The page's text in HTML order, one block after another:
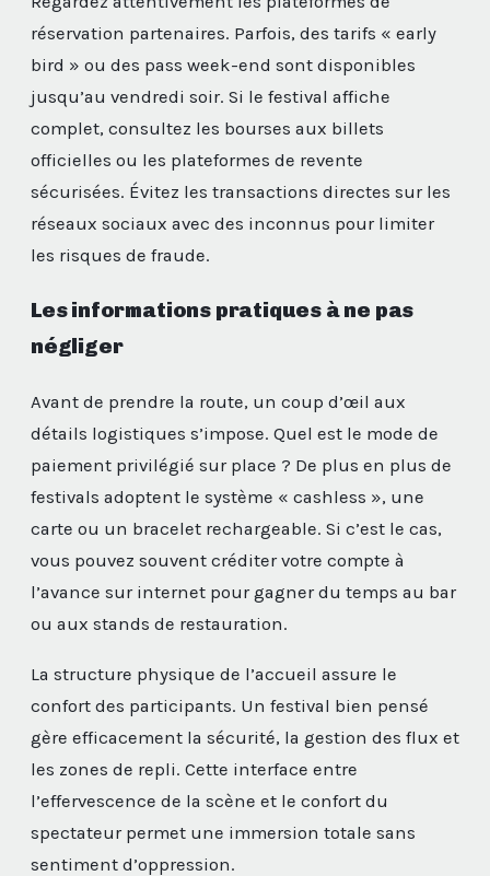
réservation partenaires. Parfois, des tarifs « early
bird » ou des pass week-end sont disponibles
jusqu’au vendredi soir. Si le festival affiche
complet, consultez les bourses aux billets
officielles ou les plateformes de revente
sécurisées. Évitez les transactions directes sur les
réseaux sociaux avec des inconnus pour limiter
les risques de fraude.
Les informations pratiques à ne pas
négliger
Avant de prendre la route, un coup d’œil aux
détails logistiques s’impose. Quel est le mode de
paiement privilégié sur place ? De plus en plus de
festivals adoptent le système « cashless », une
carte ou un bracelet rechargeable. Si c’est le cas,
vous pouvez souvent créditer votre compte à
l’avance sur internet pour gagner du temps au bar
ou aux stands de restauration.
La structure physique de l’accueil assure le
confort des participants. Un festival bien pensé
gère efficacement la sécurité, la gestion des flux et
les zones de repli. Cette interface entre
l’effervescence de la scène et le confort du
spectateur permet une immersion totale sans
sentiment d’oppression.